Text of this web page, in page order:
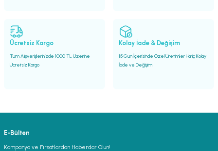
Ücretsiz Kargo
Tüm Alışverişlerinizde 1000 TL Üzerine
Ücretsiz Kargo
Kolay İade & Değişim
15 Gün İçerisinde Özel Üretimler Hariç Kolay
İade ve Değişim
E-Bülten
Kampanya ve Fırsatlardan Haberdar Olun!